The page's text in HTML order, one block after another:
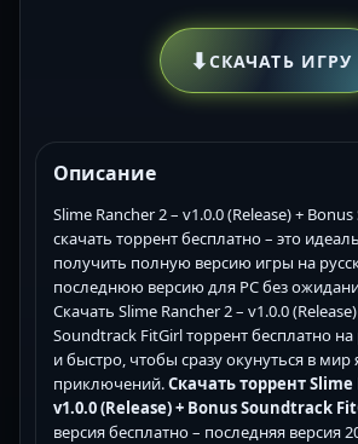
⬇СКАЧАТЬ ИГРУ
Описание
Slime Rancher 2 – v1.0.0 (Release) +
скачать торрент бесплатно – это
получить полную версию игры на
последнюю версию для PC без
Скачать Slime Rancher 2 – v1.0.0
Soundtrack FitGirl торрент бесплатно на
и быстро, чтобы сразу окунуться в мир
приключений.Скачать торрент Slime
v1.0.0 (Release) + Bonus Soundtrack
версия бесплатно – последняя версия